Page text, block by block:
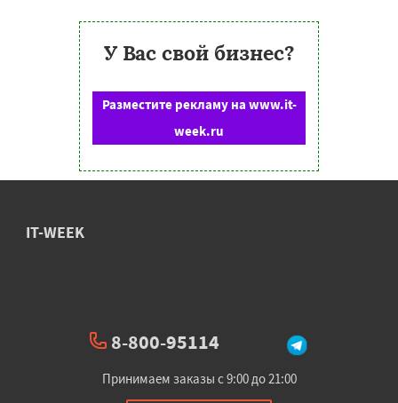
У Вас свой бизнес?
Разместите рекламу на www.it-
week.ru
IT-WEEK
8-800-95114
Принимаем заказы с 9:00 до 21:00